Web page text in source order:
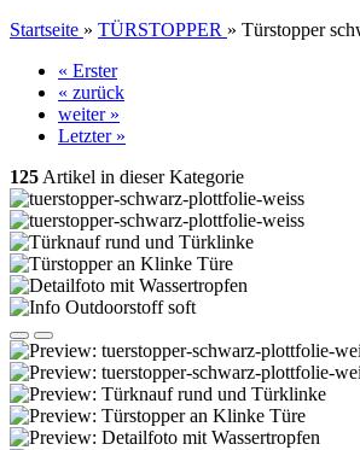
Startseite » TÜRSTOPPER » Türstopper
« Erster
« zurück
weiter »
Letzter »
125 Artikel in dieser Kategorie